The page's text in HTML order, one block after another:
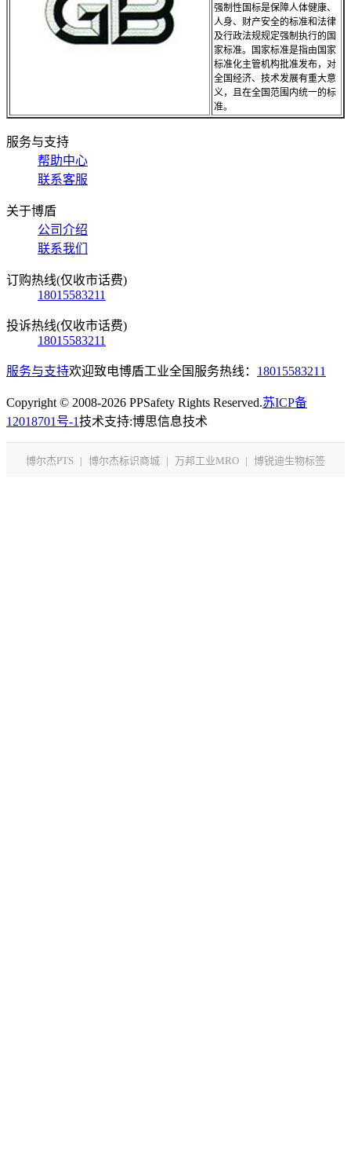
强制性国标是保障人体健康、
人身、财产安全的标准和法律
及行政法规规定强制执行的国
家标准。国家标准是指由国家
标准化主管机构批准发布，对
全国经济、技术发展有重大意
义，且在全国范围内统一的标
准。
服务与支持
帮助中心
联系客服
关于博盾
公司介绍
联系我们
订购热线(仅收市话费)
18015583211
投诉热线(仅收市话费)
18015583211
服务与支持欢迎致电博盾工业全国服务热线： 18015583211
Copyright © 2008-2026 PPSafety Rights Reserved.苏ICP备
12018701号-1技术支持:博思信息技术
博尔杰PTS | 博尔杰标识商城 | 万邦工业MRO | 博锐迪生物标签